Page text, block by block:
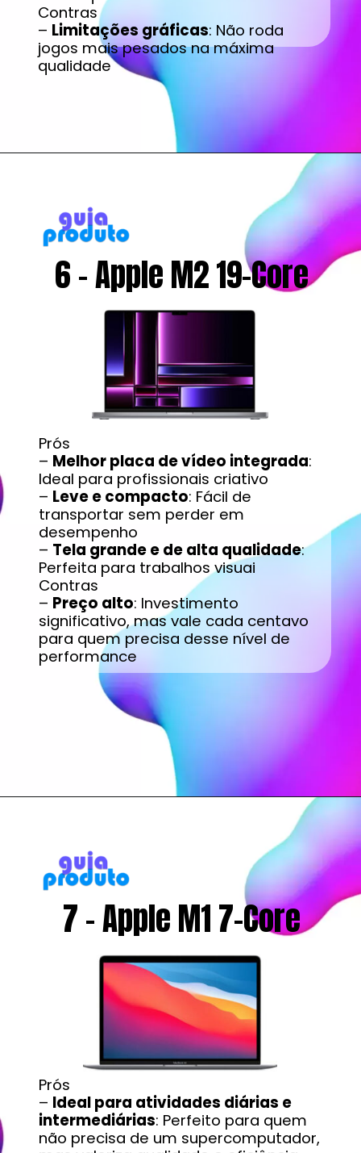
Contras
– Limitações gráficas: Não roda
jogos mais pesados na máxima
qualidade
6 - Apple M2 19-Core
Prós
– Melhor placa de vídeo integrada:
Ideal para profissionais criativo
– Leve e compacto: Fácil de
transportar sem perder em
desempenho
– Tela grande e de alta qualidade:
Perfeita para trabalhos visuai
Contras
– Preço alto: Investimento
significativo, mas vale cada centavo
para quem precisa desse nível de
performance
7 - Apple M1 7-Core
Prós
– Ideal para atividades diárias e
intermediárias: Perfeito para quem
não precisa de um supercomputador,